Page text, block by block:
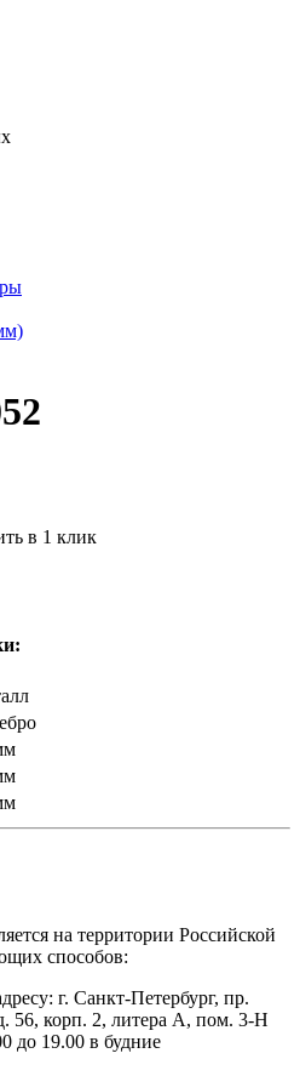
в 1 клик
на территории Российской
способов:
г. Санкт-Петербург, пр.
56, корп. 2, литера А, пом. 3-Н
до 19.00 в будние